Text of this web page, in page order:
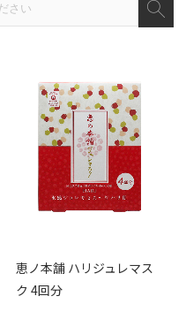
恵ノ本舗 ハリジュレマス
ク 4回分